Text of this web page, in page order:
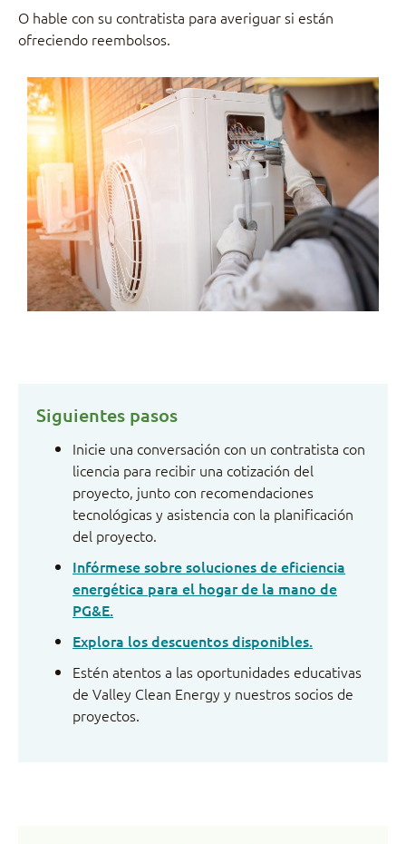
O hable con su contratista para averiguar si están
ofreciendo reembolsos.
Siguientes pasos
Inicie una conversación con un contratista con
licencia para recibir una cotización del
proyecto, junto con recomendaciones
tecnológicas y asistencia con la planificación
del proyecto.
Infórmese sobre soluciones de eficiencia
energética para el hogar de la mano de
PG&E.
Explora los descuentos disponibles.
Estén atentos a las oportunidades educativas
de Valley Clean Energy y nuestros socios de
proyectos.